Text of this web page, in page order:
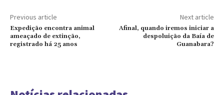
Previous article
Expedição encontra animal
ameaçado de extinção,
registrado há 25 anos
Next article
Afinal, quando iremos iniciar a
despoluição da Baía de
Guanabara?